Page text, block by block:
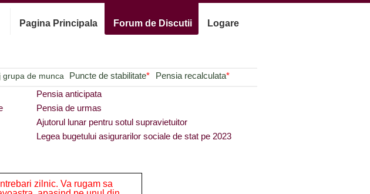
Pagina Principala Forum de Discutii Logare
grupa de munca Puncte de stabilitate* Pensia recalculata*
Pensia anticipata
Pensia de urmas
Ajutorul lunar pentru sotul supravietuitor
Legea bugetului asigurarilor sociale de stat pe 2023
zilnic. Va rugam sa